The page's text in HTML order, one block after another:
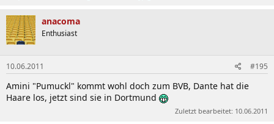
anacoma
Enthusiast
10.06.2011 #195
Amini "Pumuckl" kommt wohl doch zum BVB, Dante hat die
Haare los, jetzt sind sie in Dortmund
Zuletzt bearbeitet: 10.06.2011